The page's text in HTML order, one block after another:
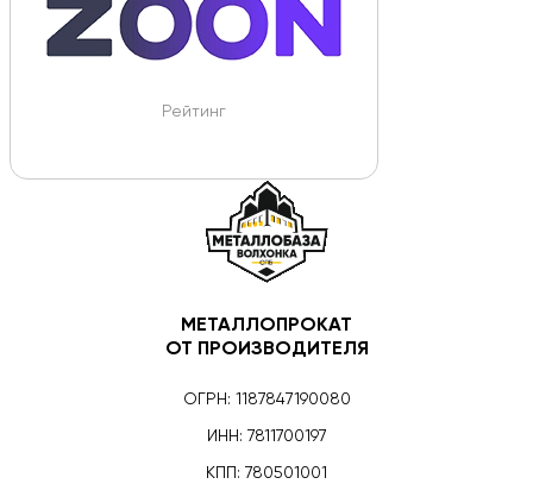
Рейтинг
МЕТАЛЛОПРОКАТ
ОТ ПРОИЗВОДИТЕЛЯ
ОГРН: 1187847190080
ИНН: 7811700197
КПП: 780501001